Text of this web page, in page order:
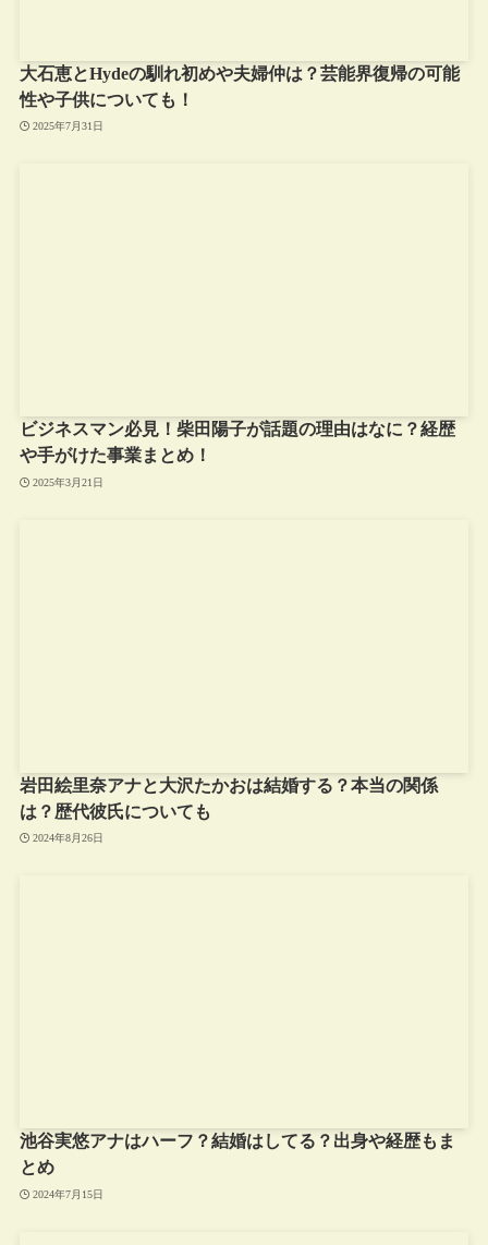
大石恵とHydeの馴れ初めや夫婦仲は？芸能界復帰の可能
性や子供についても！
2025年7月31日
ビジネスマン必見！柴田陽子が話題の理由はなに？経歴
や手がけた事業まとめ！
2025年3月21日
岩田絵里奈アナと大沢たかおは結婚する？本当の関係
は？歴代彼氏についても
2024年8月26日
池谷実悠アナはハーフ？結婚はしてる？出身や経歴もま
とめ
2024年7月15日